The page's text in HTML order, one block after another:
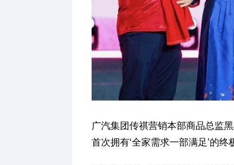
广汽集团传祺营销本部商品总监
首次拥有‘全家需求一部满足’的终